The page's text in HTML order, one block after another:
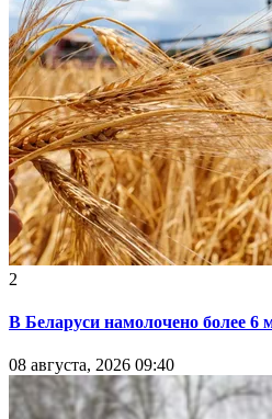
2
В Беларуси намолочено более 6
08 августа, 2026 09:40